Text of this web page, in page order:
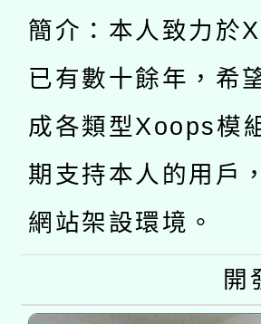
年度健康促
業成長研習
原住民族教
族教育國際
轉知教育部
新北市政府
師專業成長
方素養工作
函轉國立臺
族語言臺北
「族語學習
轉知有關國
文教學共融
件」活動簡章
教育部國民
年度COVID-
接種對象擴
接種之民眾
簡介：本人致力於
已有數十餘年，希
成各類型Xoops模
期支持本人的用戶
網站架設環境。
開